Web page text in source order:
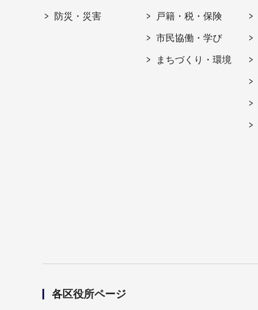
防災・災害 戸籍・税・保険
市民協働・学び
まちづくり・環境
各区役所ページ